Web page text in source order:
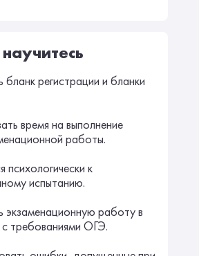
регистрации и бланки
время на выполнение
работы.
к
испытанию.
работу в
с требованиями ОГЭ.